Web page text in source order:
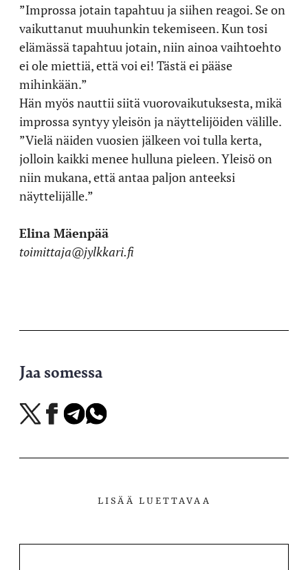
”Improssa jotain tapahtuu ja siihen reagoi. Se on
vaikuttanut muuhunkin tekemiseen. Kun tosi
elämässä tapahtuu jotain, niin ainoa vaihtoehto
ei ole miettiä, että voi ei! Tästä ei pääse
mihinkään.”
Hän myös nauttii siitä vuorovaikutuksesta, mikä
improssa syntyy yleisön ja näyttelijöiden välille.
”Vielä näiden vuosien jälkeen voi tulla kerta,
jolloin kaikki menee hulluna pieleen. Yleisö on
niin mukana, että antaa paljon anteeksi
näyttelijälle.”
Elina Mäenpää
toimittaja@jylkkari.fi
Jaa somessa
Jaa
X-
Jaa
Facebookissa
Jaa
Telegramissa
Jaa
WhatsAppissa
LISÄÄ LUETTAVAA